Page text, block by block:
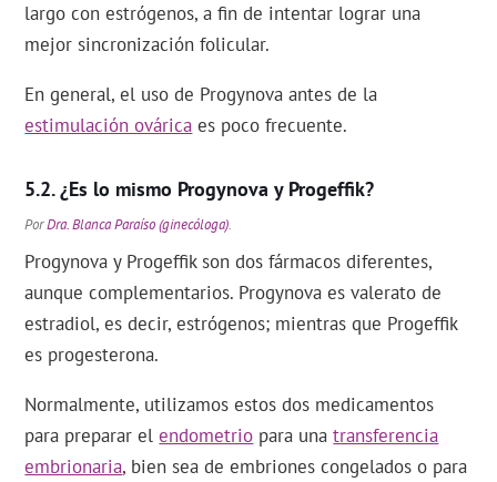
largo con estrógenos, a fin de intentar lograr una
mejor sincronización folicular.
En general, el uso de Progynova antes de la
estimulación ovárica es poco frecuente.
¿Es lo mismo Progynova y Progeffik?
PorDra. Blanca Paraíso (ginecóloga).
Progynova y Progeffik son dos fármacos diferentes,
aunque complementarios. Progynova es valerato de
estradiol, es decir, estrógenos; mientras que Progeffik
es progesterona.
Normalmente, utilizamos estos dos medicamentos
para preparar elendometrio para unatransferencia
embrionaria, bien sea de embriones congelados o para